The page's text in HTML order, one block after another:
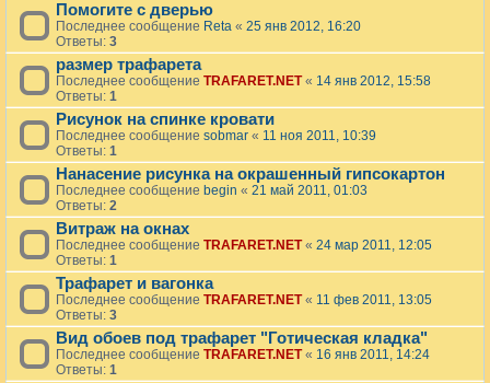
Помогите с дверью
Последнее сообщение Reta « 25 янв 2012, 16:20
Ответы: 3
размер трафарета
Последнее сообщение TRAFARET.NET« 14 янв 2012, 15:58
Ответы: 1
Рисунок на спинке кровати
Последнее сообщение sobmar « 11 ноя 2011, 10:39
Ответы: 1
Нанасение рисунка на окрашенный гипсокартон
Последнее сообщение begin « 21 май 2011, 01:03
Ответы: 2
Витраж на окнах
Последнее сообщение TRAFARET.NET« 24 мар 2011, 12:05
Ответы: 1
Трафарет и вагонка
Последнее сообщение TRAFARET.NET« 11 фев 2011, 13:05
Ответы: 3
Вид обоев под трафарет "Готическая кладка"
Последнее сообщение TRAFARET.NET« 16 янв 2011, 14:24
Ответы: 1